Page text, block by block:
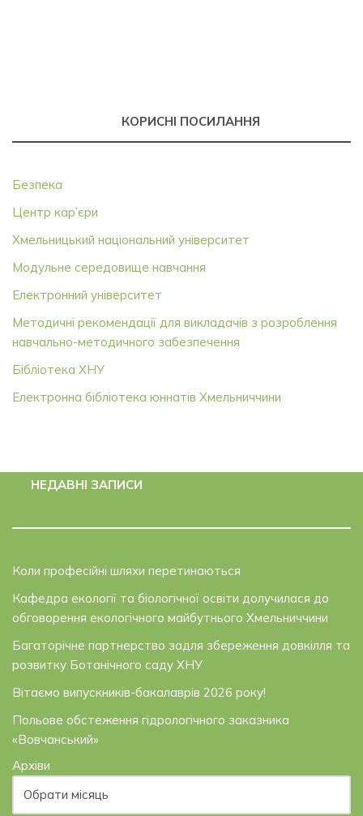
КОРИСНІ ПОСИЛАННЯ
Безпека
Центр кар’єри
Хмельницький національний університет
Модульне середовище навчання
Електронний університет
Методичні рекомендації для викладачів з розроблення
навчально-методичного забезпечення
Бібліотека ХНУ
Електронна бібліотека юннатів Хмельниччини
НЕДАВНІ ЗАПИСИ
Коли професійні шляхи перетинаються
Кафедра екології та біологічної освіти долучилася до
обговорення екологічного майбутнього Хмельниччини
Багаторічне партнерство задля збереження довкілля та
розвитку Ботанічного саду ХНУ
Вітаємо випускників-бакалаврів 2026 року!
Польове обстеження гідрологічного заказника
«Вовчанський»
Архіви